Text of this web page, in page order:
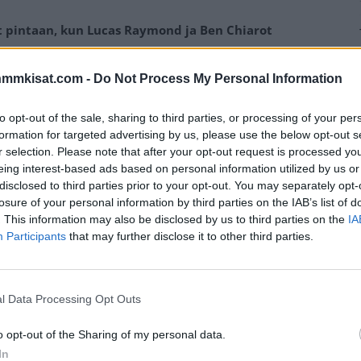
- Do Not Process My Personal Information
opt-out of the sale, sharing to third parties, or processing of your
for targeted advertising by us, please use the below opt-out
selection. Please note that after your opt-out request is processed
interest-based ads based on personal information utilized by us
to third parties prior to your opt-out. You may separately
of your personal information by third parties on the IAB’s list of
This information may also be disclosed by us to third parties on the
Participants that may further disclose it to other third parties.
Data Processing Opt Outs
opt-out of the Sharing of my personal data.
kun Lucas Raymond ja Ben Chiarot
pahimmalla mahdollisella hetkellä, koska hyvää
tippunut jo viivan alapuolelle. New York Islandersin
kiristymään, sillä harjoituksissa pelaajat ottivat
olleet samoilla linjoilla, minkä johdosta kaksikko
tulivat nopeasti väliin, joten kunnon nyrkkihipaksi